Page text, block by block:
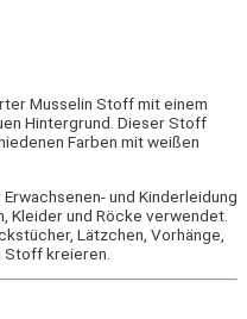
Musselin Stoff mit einem
Hintergrund. Dieser Stoff
Farben mit weißen
und Kinderleidung
Kleider und Röcke verwendet.
Lätzchen, Vorhänge,
Stoff kreieren.